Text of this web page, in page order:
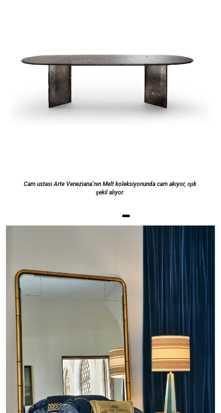
Cam ustası Arte Veneziana’nın Melt koleksiyonunda cam akıyor, ışık
şekil alıyor.